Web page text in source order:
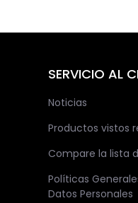
SERVICIO AL
Noticias
Productos vistos
Compare la lista
Políticas
Datos Personales